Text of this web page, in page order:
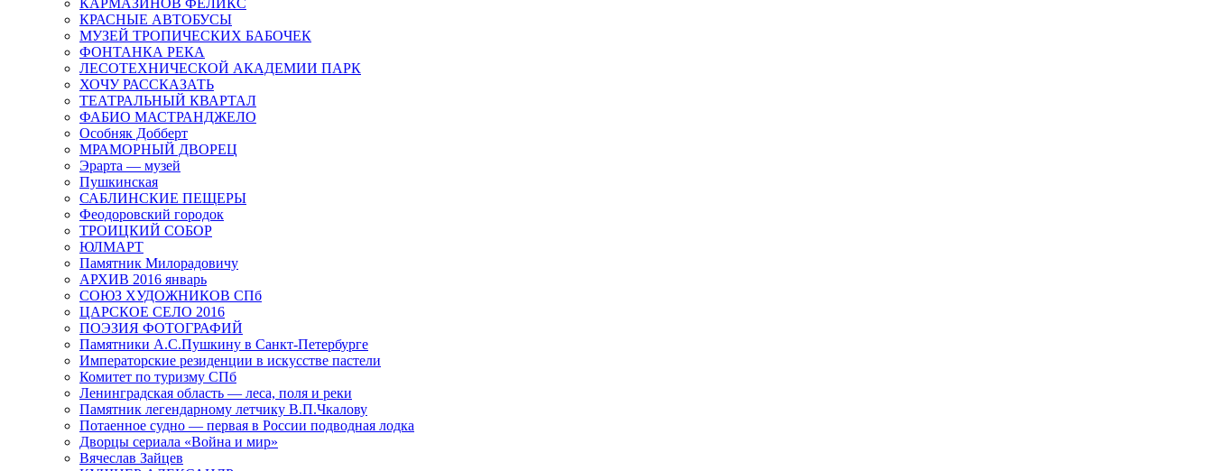
КАРМАЗИНОВ ФЕЛИКС
КРАСНЫЕ АВТОБУСЫ
МУЗЕЙ ТРОПИЧЕСКИХ БАБОЧЕК
ФОНТАНКА РЕКА
ЛЕСОТЕХНИЧЕСКОЙ АКАДЕМИИ ПАРК
ХОЧУ РАССКАЗАТЬ
ТЕАТРАЛЬНЫЙ КВАРТАЛ
ФАБИО МАСТРАНДЖЕЛО
Особняк Добберт
МРАМОРНЫЙ ДВОРЕЦ
Эрарта — музей
Пушкинская
САБЛИНСКИЕ ПЕЩЕРЫ
Феодоровский городок
ТРОИЦКИЙ СОБОР
ЮЛМАРТ
Памятник Милорадовичу
АРХИВ 2016 январь
СОЮЗ ХУДОЖНИКОВ СПб
ЦАРСКОЕ СЕЛО 2016
ПОЭЗИЯ ФОТОГРАФИЙ
Памятники А.С.Пушкину в Санкт-Петербурге
Императорские резиденции в искусстве пастели
Комитет по туризму СПб
Ленинградская область — леса, поля и реки
Памятник легендарному летчику В.П.Чкалову
Потаенное судно — первая в России подводная лодка
Дворцы сериала «Война и мир»
Вячеслав Зайцев